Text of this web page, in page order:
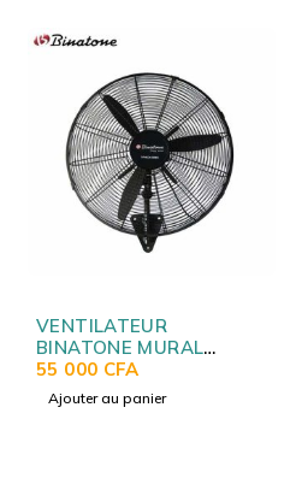
VENTILATEUR
BINATONE MURAL
INDUSTRIEL EN FER
IWF2600
55 000 CFA
Ajouter au panier